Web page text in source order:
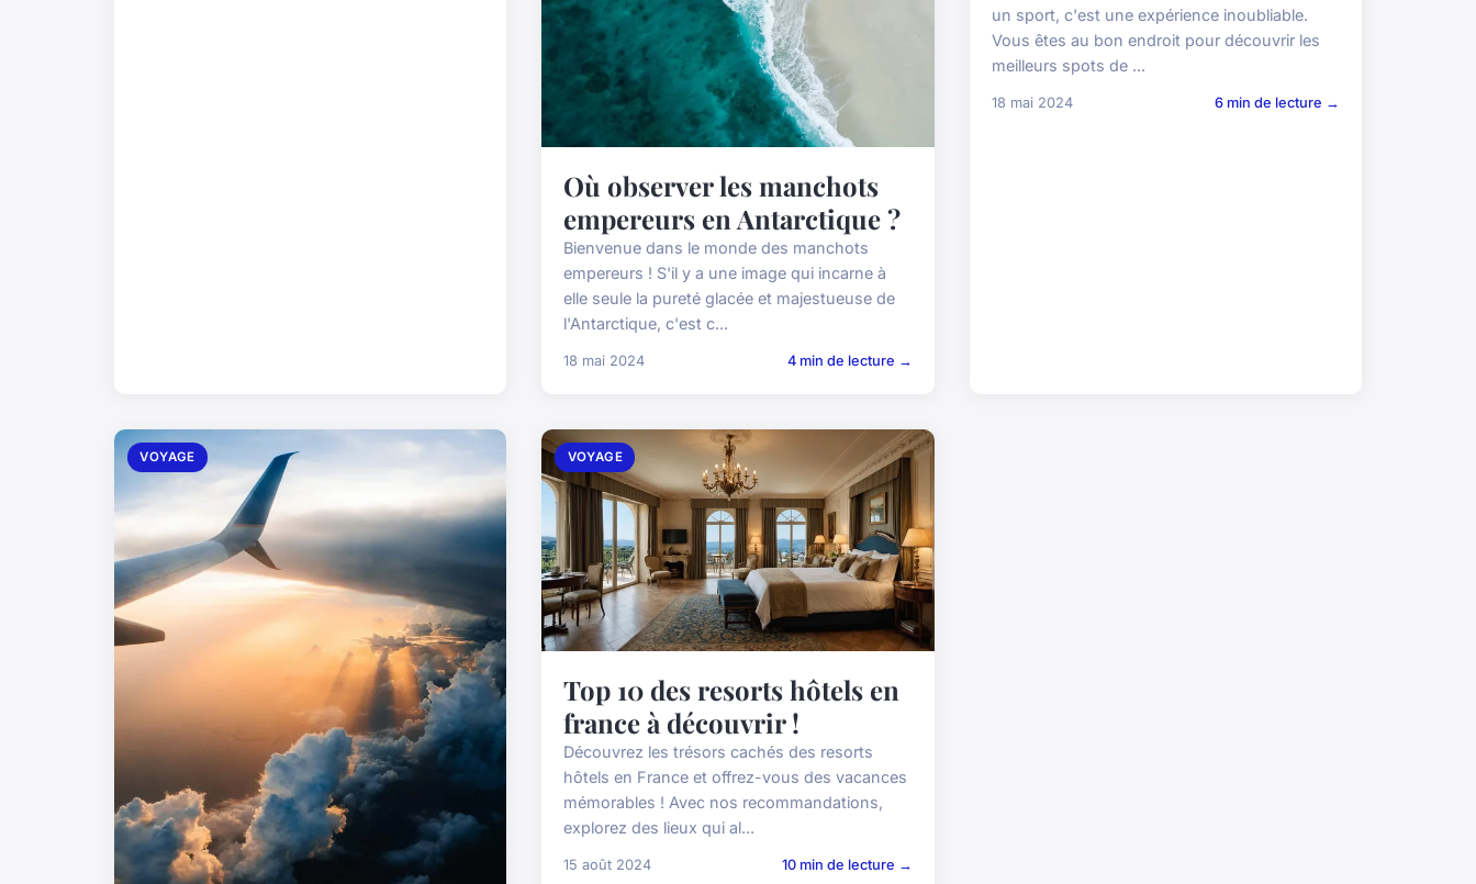
Où observer les manchots
empereurs en Antarctique ?
Bienvenue dans le monde des manchots
empereurs ! S'il y a une image qui incarne à
elle seule la pureté glacée et majestueuse de
l'Antarctique, c'est c...
18 mai 2024 4 min de lecture →
un sport, c'est une expérience inoubliable.
Vous êtes au bon endroit pour découvrir les
meilleurs spots de ...
18 mai 2024 6 min de lecture →
VOYAGE VOYAGE
Top 10 des resorts hôtels en
france à découvrir !
Découvrez les trésors cachés des resorts
hôtels en France et offrez-vous des vacances
mémorables ! Avec nos recommandations,
explorez des lieux qui al...
15 août 2024 10 min de lecture →